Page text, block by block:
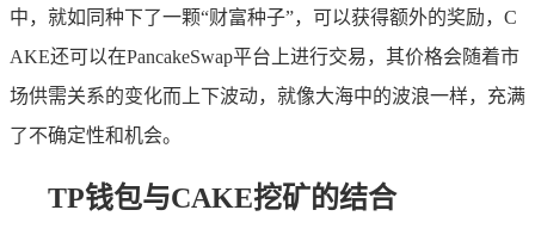
中，就如同种下了一颗“财富种子”，可以获得额外的奖励，C
AKE还可以在PancakeSwap平台上进行交易，其价格会随着市
场供需关系的变化而上下波动，就像大海中的波浪一样，充满
了不确定性和机会。
TP钱包与CAKE挖矿的结合